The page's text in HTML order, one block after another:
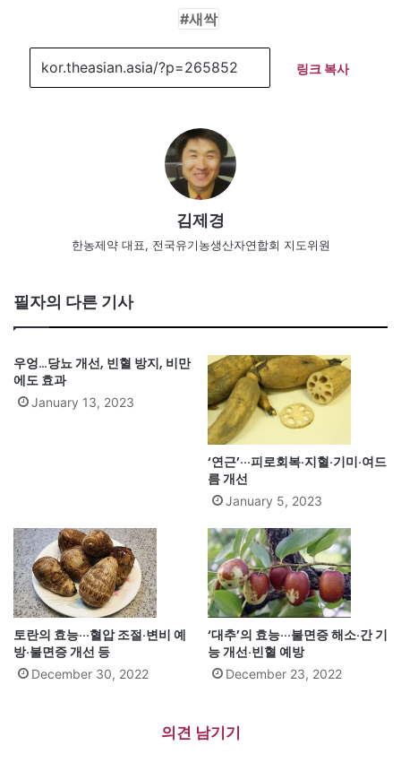
새싹
링크 복사
김제경
한농제약 대표, 전국유기농생산자연합회 지도위원
필자의 다른 기사
우엉…당뇨 개선, 빈혈 방지, 비만
에도 효과
January 13, 2023
‘연근’···피로회복·지혈·기미·여드
름 개선
January 5, 2023
토란의 효능···혈압 조절·변비 예
방·불면증 개선 등
December 30, 2022
‘대추’의 효능···불면증 해소·간 기
능 개선·빈혈 예방
December 23, 2022
의견 남기기